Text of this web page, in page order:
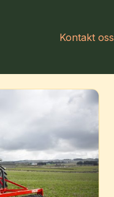
Kontakt oss